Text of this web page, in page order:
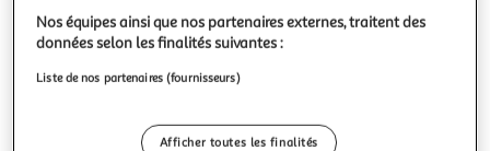
naturelle.Grâce au tri de vos cartons usagés, notre
fabricant les recycle et les transforme en papier d'hygiène.
Vous utilis
6 maxi rouleaux
Vous voulez connaître le prix de ce produit ?
Nos équipes ainsi que nos partenaires externes, traitent des
données selon les finalités suivantes :
Liste de nos partenaires (fournisseurs)
Afficher toutes les finalités